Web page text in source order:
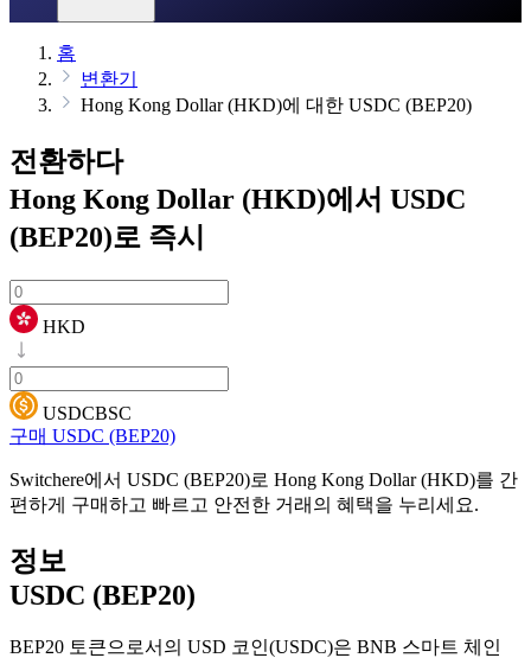
홈
변환기
Hong Kong Dollar (HKD)에 대한 USDC (BEP20)
전환하다
Hong Kong Dollar (HKD)에서 USDC
(BEP20)로 즉시
HKD
USDCBSC
구매 USDC (BEP20)
Switchere에서 USDC (BEP20)로 Hong Kong Dollar (HKD)를 간
편하게 구매하고 빠르고 안전한 거래의 혜택을 누리세요.
정보
USDC (BEP20)
BEP20 토큰으로서의 USD 코인(USDC)은 BNB 스마트 체인